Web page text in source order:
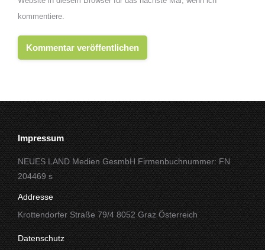
kommentiere.
Kommentar veröffentlichen
Impressum
NEUES LAND Medien GesmbH Firmenbuchnummer: FN
204469 s
Addresse
Krottendorfer Straße 79/4 8052 Graz Österreich
Datenschutz